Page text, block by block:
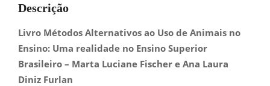
Descrição
Livro Métodos Alternativos ao Uso de Animais no
Ensino: Uma realidade no Ensino Superior
Brasileiro – Marta Luciane Fischer e Ana Laura
Diniz Furlan